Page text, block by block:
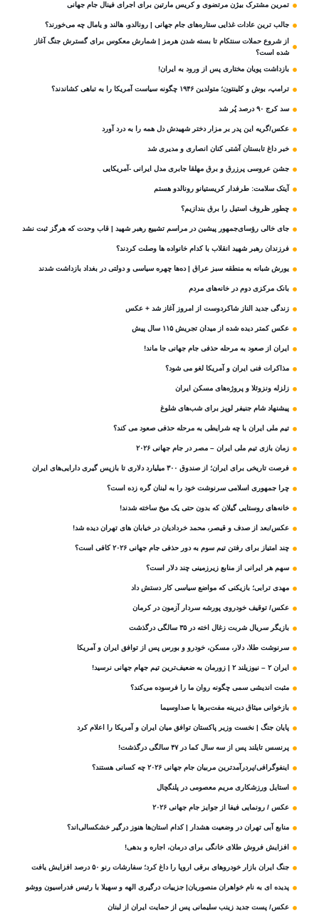
تمرین مشترک بیژن مرتضوی و کریس مارتین برای اجرای فینال جام جهانی
جالب ترین عادات غذایی ستاره‌های جام جهانی | رونالدو، هالند و یامال چه می‌خورند؟
از شروع حملات سنتکام تا بسته شدن هرمز | شمارش معکوس برای گسترش جنگ آغاز
شده است؟
بازداشت پویان مختاری پس از ورود به ایران!
ترامپ، بوش و کلینتون؛ متولدین ۱۹۴۶ چگونه سیاست آمریکا را به تباهی کشاندند؟
سد کرج ۹۰ درصد پُر شد
عکس/گریه این پدر بر مزار دختر شهیدش دل همه را به درد آورد
خبر داغ تابستان آشتی کنان انصاری و مدیری شد
جشن عروسی پرزرق و برق مهلقا جابری مدل ایرانی -آمریکایی
آیتک سلامت: طرفدار کریستیانو رونالدو هستم
چطور ظروف استیل را برق بندازیم؟
جای خالی رؤسای‌جمهور پیشین در مراسم تشییع رهبر شهید | قاب وحدت که هرگز ثبت نشد
فرزندان رهبر شهید انقلاب با کدام خانواده ها وصلت کردند؟
یورش شبانه به منطقه سبز عراق | ده‌ها چهره سیاسی و دولتی در بغداد بازداشت شدند
بانک مرکزی دوم در خانه‌های مردم
زندگی جدید الناز شاکردوست از امروز آغاز شد + عکس
عکس کمتر دیده شده از میدان تجریش ۱۱۵ سال پیش
ایران از صعود به مرحله حذفی جام جهانی جا ماند!
مذاکرات فنی ایران و آمریکا لغو می شود؟
زلزله ونزوئلا و پروژه‌های مسکن ایران
پیشنهاد شام جنیفر لوپز برای شب‌های شلوغ
تیم ملی ایران با چه شرایطی به مرحله حذفی صعود می کند؟
زمان بازی تیم ملی ایران – مصر در جام جهانی ۲۰۲۶
فرصت تاریخی برای ایران؛ از صندوق ۳۰۰ میلیارد دلاری تا بازپس گیری دارایی‌های ایران
چرا جمهوری اسلامی سرنوشت خود را به لبنان گره زده است؟
خانه‌های روستایی گیلان که بدون حتی یک میخ ساخته شدند!
عکس/بعد از صدف و قیصر، محمد خردادیان در خیابان های تهران دیده شد!
چند امتیاز برای رفتن تیم سوم به دور حذفی جام جهانی ۲۰۲۶ کافی است؟
سهم هر ایرانی از منابع زیرزمینی چند دلار است؟
مهدی ترابی؛ بازیکنی که مواضع سیاسی‌ کار دستش داد
عکس/ توقیف خودروی پورشه سردار آزمون در کرمان
بازیگر سریال شربت زغال‌ اخته در ۳۵ سالگی درگذشت
سرنوشت طلا، دلار، مسکن، خودرو و بورس پس از توافق ایران و آمریکا
ایران ۲ – نیوزیلند ۲ | زورمان به ضعیف‌ترین تیم جهام جهانی نرسید!
مثبت‌ اندیشی سمی چگونه روان ما را فرسوده می‌کند؟
بازخوانی میثاق دیرینه مفت‌برها با صداوسیما
پایان جنگ | نخست وزیر پاکستان توافق میان ایران و آمریکا را اعلام کرد
پرنسس تایلند پس از سه سال کما در ۴۷ سالگی درگذشت!
اینفوگرافی/پردرآمدترین مربیان جام جهانی ۲۰۲۶ چه کسانی هستند؟
استایل ورزشکاری مریم معصومی در پلنگچال
عکس / رونمایی فیفا از جوایز جام جهانی ۲۰۲۶
منابع آبی تهران در وضعیت هشدار | کدام استان‌ها هنوز درگیر خشکسالی‌اند؟
افزایش فروش طلای خانگی برای درمان، اجاره و بدهی!
جنگ ایران بازار خودروهای برقی اروپا را داغ کرد؛ سفارشات رنو ۵۰ درصد افزایش یافت
پدیده ای به نام خواهران منصوریان| جزییات درگیری الهه و سهیلا با رئیس فدراسیون ووشو
عکس/ پست جدید زینب سلیمانی پس از حمایت ایران از لبنان